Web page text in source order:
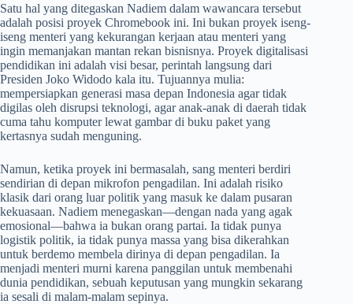
Satu hal yang ditegaskan Nadiem dalam wawancara tersebut
adalah posisi proyek Chromebook ini. Ini bukan proyek iseng-
iseng menteri yang kekurangan kerjaan atau menteri yang
ingin memanjakan mantan rekan bisnisnya. Proyek digitalisasi
pendidikan ini adalah visi besar, perintah langsung dari
Presiden Joko Widodo kala itu. Tujuannya mulia:
mempersiapkan generasi masa depan Indonesia agar tidak
digilas oleh disrupsi teknologi, agar anak-anak di daerah tidak
cuma tahu komputer lewat gambar di buku paket yang
kertasnya sudah menguning.
Namun, ketika proyek ini bermasalah, sang menteri berdiri
sendirian di depan mikrofon pengadilan. Ini adalah risiko
klasik dari orang luar politik yang masuk ke dalam pusaran
kekuasaan. Nadiem menegaskan—dengan nada yang agak
emosional—bahwa ia bukan orang partai. Ia tidak punya
logistik politik, ia tidak punya massa yang bisa dikerahkan
untuk berdemo membela dirinya di depan pengadilan. Ia
menjadi menteri murni karena panggilan untuk membenahi
dunia pendidikan, sebuah keputusan yang mungkin sekarang
ia sesali di malam-malam sepinya.